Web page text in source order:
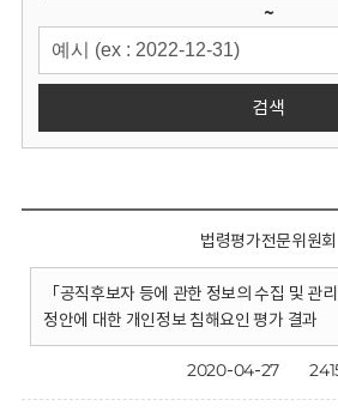
~
검색
법령평가전문위원회
「공직후보자 등에 관한 정보의 수집 및 관
정안에 대한 개인정보 침해요인 평가 결과
2020-04-27